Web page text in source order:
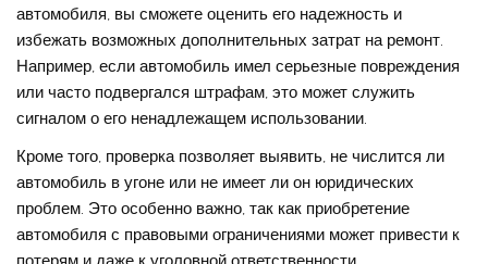
автомобиля, вы сможете оценить его надежность и
избежать возможных дополнительных затрат на ремонт.
Например, если автомобиль имел серьезные повреждения
или часто подвергался штрафам, это может служить
сигналом о его ненадлежащем использовании.
Кроме того, проверка позволяет выявить, не числится ли
автомобиль в угоне или не имеет ли он юридических
проблем. Это особенно важно, так как приобретение
автомобиля с правовыми ограничениями может привести к